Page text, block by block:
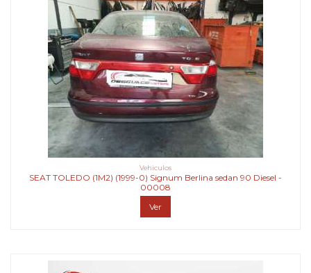
Vehiculos
SEAT TOLEDO (1M2) (1999-0) Signum Berlina sedan 90 Diesel -
00008
Ver